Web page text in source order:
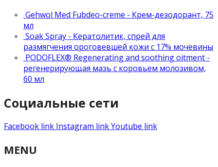
Gehwol Med Fubdeo-creme - Крем-дезодорант, 75
мл
Soak Spray - Кератолитик, спрей для
размягчения ороговевшей кожи с 17% мочевины
PODOFLEX® Regenerating and soothing oitment -
регенерирующая мазь с коровьем молозивом,
60 мл
Социальные сети
Facebook link Instagram linkYoutube link
MENU